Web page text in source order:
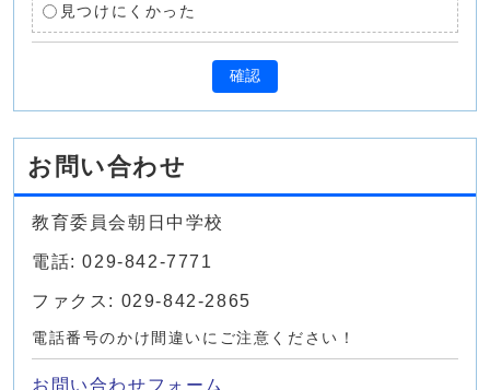
見つけにくかった
確認
お問い合わせ
教育委員会朝日中学校
電話: 029-842-7771
ファクス: 029-842-2865
電話番号のかけ間違いにご注意ください！
お問い合わせフォーム